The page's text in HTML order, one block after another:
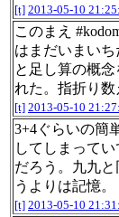
[t] 2013-05-10
このまえ
はまだいまい
と足し算の概
れた。指折り数
[t] 2013-05-10
3+4ぐらいの簡
してしまって
だろう。九九
うよりは記憶。
[t] 2013-05-10